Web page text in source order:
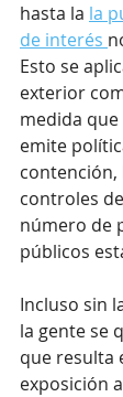
hasta la la
de interés
Esto se
exterior
medida
emite
contención,
controles
número de
públicos
Incluso sin
la gente se
que resulta
exposición